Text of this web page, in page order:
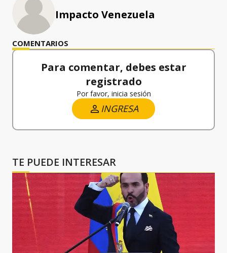
Impacto Venezuela
COMENTARIOS
Para comentar, debes estar
registrado
Por favor, inicia sesión
INGRESA
TE PUEDE INTERESAR